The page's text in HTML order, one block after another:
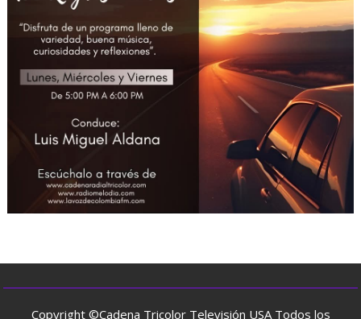
Copyright ©Cadena Tricolor Televisión USA Todos los